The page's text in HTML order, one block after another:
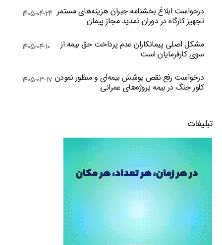
درخواست ابلاغ بخشنامه جبران هزینه‌های مستمر
تجهیز کارگاه در دوران تمدید مجاز پیمان
۱۴۰۵-۰۴-۲۴
مشکل اصلی پیمانکاران عدم پرداخت حق بیمه از
سوی کارفرمایان است
۱۴۰۵-۰۴-۱۰
درخواست رفع نقص پوشش بیمه‌ای و منظور نمودن
کلوز جنگ در بیمه پروژه‌های عمرانی
۱۴۰۵-۰۳-۱۷
تبلیغات